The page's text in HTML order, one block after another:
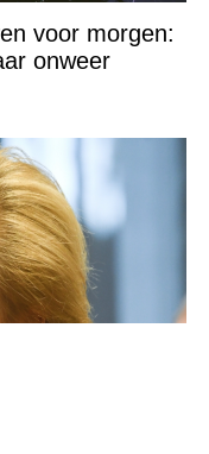
voor morgen:
onweer